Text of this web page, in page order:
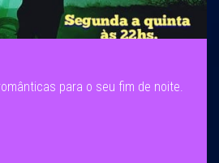
para o seu fim de noite.